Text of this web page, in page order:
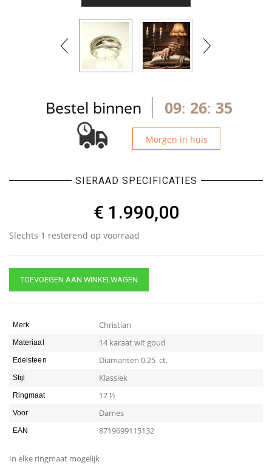
Bestel binnen 09: 26: 34
Morgen in huis
SIERAAD SPECIFICATIES
€ 1.990,00
Slechts 1 resterend op voorraad
TOEVOEGEN AAN WINKELWAGEN
Merk Christian
Materiaal 14 karaat wit goud
Edelsteen Diamanten 0.25 ct.
Stijl Klassiek
Ringmaat 17 ½
Voor Dames
EAN 8719699115132
In elke ringmaat mogelijk